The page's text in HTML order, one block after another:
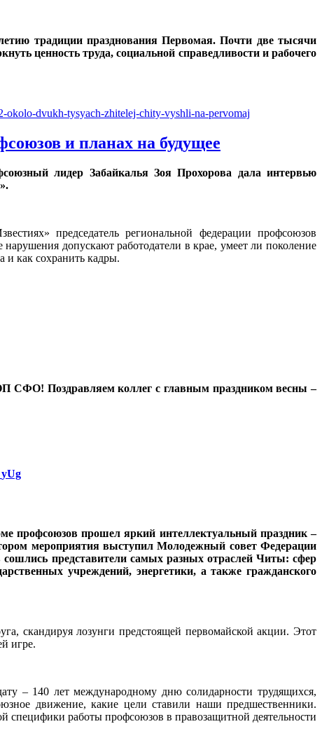
традиции празднования Первомая. Почти две тысячи
ценность труда, социальной справедливости и рабочего
okolo-dvukh-tysyach-zhitelej-chity-vyshli-na-pervomaj
и планах на будущее
лидер Забайкалья Зоя Прохорова дала интервью
председатель региональной федерации профсоюзов
нарушения допускают работодатели в крае, умеет ли поколение
и как сохранить кадры.
СФО! Поздравляем коллег с главным праздником весны –
профсоюзов прошел яркий интеллектуальный праздник –
мероприятия выступил Молодежный совет Федерации
представители самых разных отраслей Читы: сфер
учреждений, энергетики, а также гражданского
скандируя лозунги предстоящей первомайской акции. Этот
игре.
– 140 лет международному дню солидарности трудящихся,
движение, какие цели ставили наши предшественники.
специфики работы профсоюзов в правозащитной деятельности